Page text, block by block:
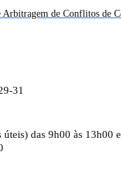
de Conflitos de
31
úteis) das 9h00 às 13h00 e